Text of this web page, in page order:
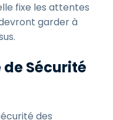
fixe les attentes
garder à
Sécurité
des